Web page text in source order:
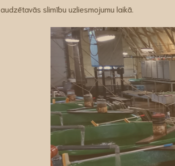
audzētavās slimību uzliesmojumu laikā.